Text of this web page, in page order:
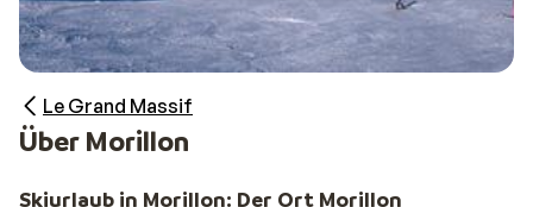
Le Grand Massif
Über Morillon
Skiurlaub in Morillon: Der Ort Morillon